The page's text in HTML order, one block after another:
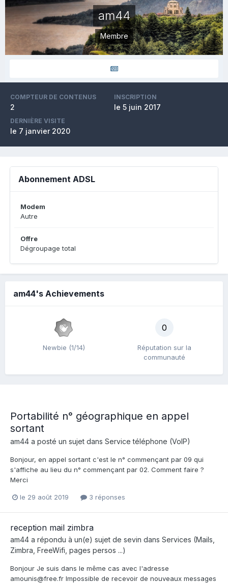
am44
Membre
COMPTEUR DE CONTENUS
2
INSCRIPTION
le 5 juin 2017
DERNIÈRE VISITE
le 7 janvier 2020
Abonnement ADSL
Modem
Autre
Offre
Dégroupage total
am44's Achievements
Newbie (1/14)
0
Réputation sur la
communauté
Portabilité n° géographique en appel
sortant
am44 a posté un sujet dans Service téléphone (VoIP)
Bonjour, en appel sortant c'est le n° commençant par 09 qui
s'affiche au lieu du n° commençant par 02. Comment faire ?
Merci
le 29 août 2019 3 réponses
reception mail zimbra
am44 a répondu à un(e) sujet de sevin dans Services (Mails,
Zimbra, FreeWifi, pages persos ...)
Bonjour Je suis dans le même cas avec l'adresse
amounis@free.fr Impossible de recevoir de nouveaux messages